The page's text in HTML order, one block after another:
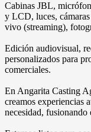
Cabinas JBL,
y LCD, luces,
vivo (streaming),
Edición audiovisual,
personalizados para
comerciales.
En Angarita Casting
creamos experiencias
necesidad, fusionando